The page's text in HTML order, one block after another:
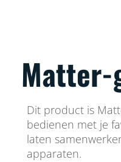
Dit product is
bedienen met je
laten
apparaten.